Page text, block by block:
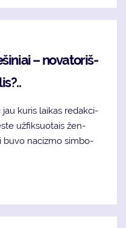
– no­va­to­riš­
jau ku­ris lai­kas re­dak­ci­
už­fik­suo­tais žen­
bu­vo na­ciz­mo sim­bo­